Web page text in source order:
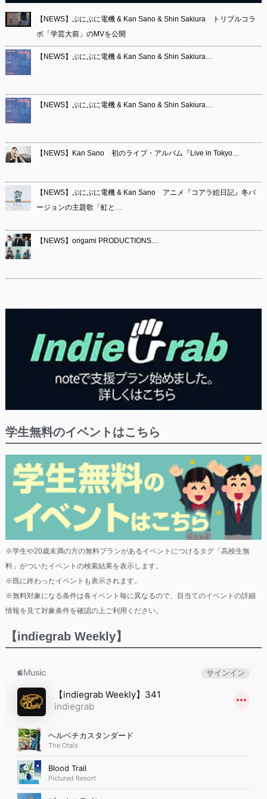
【NEWS】ぷにぷに電機 & Kan Sano & Shin Sakiura トリプルコラ
ボ「学芸大前」のMVを公開
【NEWS】ぷにぷに電機 & Kan Sano & Shin Sakiura…
【NEWS】ぷにぷに電機 & Kan Sano & Shin Sakiura…
【NEWS】Kan Sano 初のライブ・アルバム『Live in Tokyo…
【NEWS】ぷにぷに電機 & Kan Sano アニメ『コアラ絵日記』冬バ
ージョンの主題歌「虹と…
【NEWS】origami PRODUCTIONS…
学生無料のイベントはこちら
※学生や20歳未満の方の無料プランがあるイベントにつけるタグ「高校生無
料」がついたイベントの検索結果を表示します。
※既に終わったイベントも表示されます。
※無料対象になる条件は各イベント毎に異なるので、目当てのイベントの詳細
情報を見て対象条件を確認の上ご利用ください。
【indiegrab Weekly】